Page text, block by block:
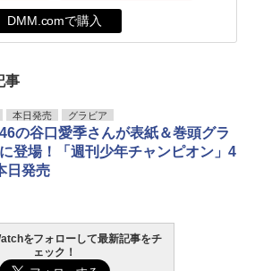
DMM.comで購入
事
本日発売 グラビア
の谷口愛季さんが表紙＆巻頭グラ
登場！「週刊少年チャンピオン」4
日発売
をフォローして最新記事をチ
ェック！